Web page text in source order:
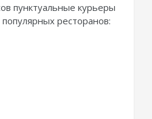
пунктуальные курьеры
ресторанов: